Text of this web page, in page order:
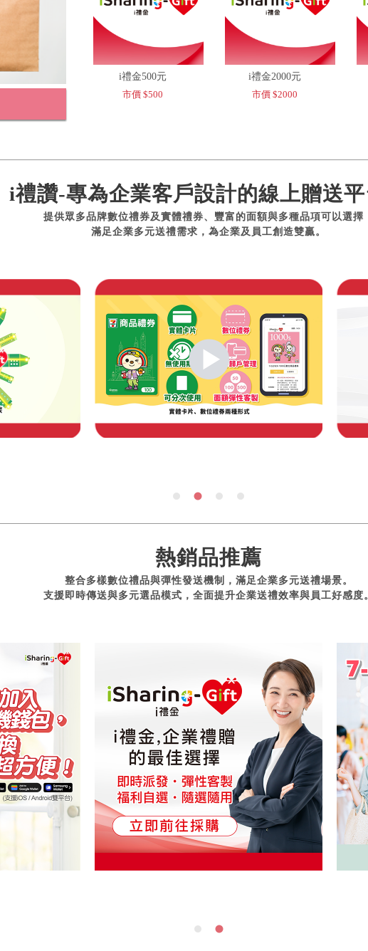
i禮金500元
市價 $500
i禮金2000元
市價 $2000
i禮讚-專為企業客戶設計的線上贈送
提供眾多品牌數位禮券及實體禮券、豐富的面額與多種品項可以選擇
滿足企業多元送禮需求，為企業及員工創造雙贏。
熱銷品推薦
整合多樣數位禮品與彈性發送機制，滿足企業多元送禮場景。
支援即時傳送與多元選品模式，全面提升企業送禮效率與員工好感度